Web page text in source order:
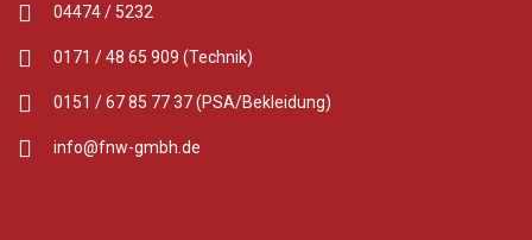
04474 / 5232
0171 / 48 65 909 (Technik)
0151 / 67 85 77 37 (PSA/Bekleidung)
info@fnw-gmbh.de